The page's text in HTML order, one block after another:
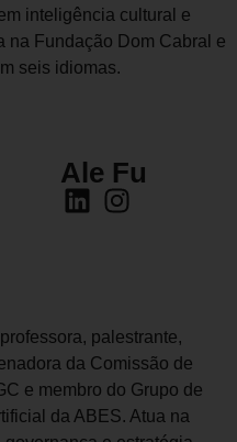
inteligência cultural e
na Fundação Dom Cabral e
seis idiomas.
Ale Fu
palestrante,
da Comissão de
e membro do Grupo de
da ABES. Atua na